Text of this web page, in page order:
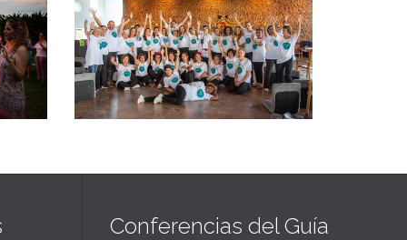
Ver más
Conferencias del Guía